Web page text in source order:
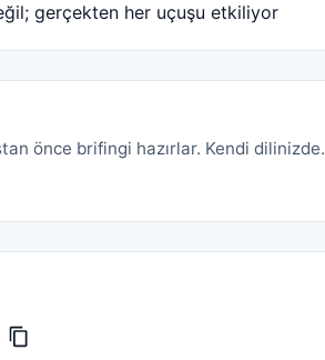
gerçekten her uçuşu etkiliyor
önce brifingi hazırlar. Kendi dilinizde.